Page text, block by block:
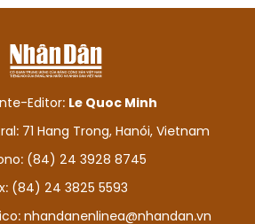
Editor: Le Quoc Minh
71 Hang Trong, Hanói, Vietnam
(84) 24 3928 8745
(84) 24 3825 5593
nhandanenlinea@nhandan.vn